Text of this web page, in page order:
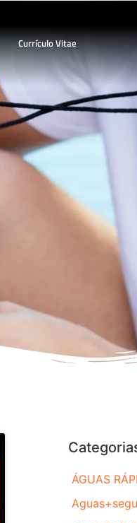
Currículo Vitae
ÁGUAS